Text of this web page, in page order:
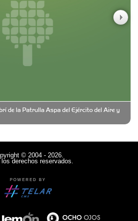
- Cubanitos Rellenos!
Hurlingham
de la Patrulla Aspa del Ejército del Aire y
© 2004 - 2026.
los derechos reservados.
POWERED BY